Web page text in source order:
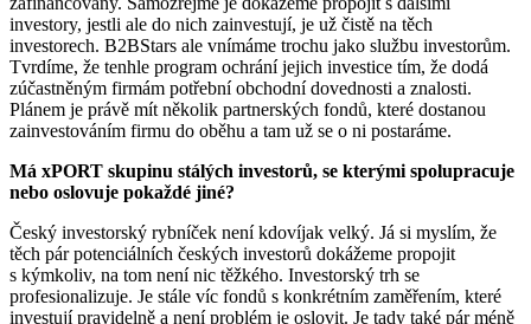
investory, jestli ale do nich zainvestují, je už čistě na těch
investorech. B2BStars ale vnímáme trochu jako službu investorům.
Tvrdíme, že tenhle program ochrání jejich investice tím, že dodá
zúčastněným firmám potřební obchodní dovednosti a znalosti.
Plánem je právě mít několik partnerských fondů, které dostanou
zainvestováním firmu do oběhu a tam už se o ni postaráme.
Má xPORT skupinu stálých investorů, se kterými spolupracuje
nebo oslovuje pokaždé jiné?
Český investorský rybníček není kdovíjak velký. Já si myslím, že
těch pár potenciálních českých investorů dokážeme propojit
s kýmkoliv, na tom není nic těžkého. Investorský trh se
profesionalizuje. Je stále víc fondů s konkrétním zaměřením, které
investují pravidelně a není problém je oslovit. Je tady také pár méně